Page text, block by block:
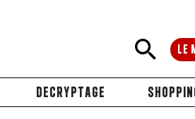
LE
DECRYPTAGE